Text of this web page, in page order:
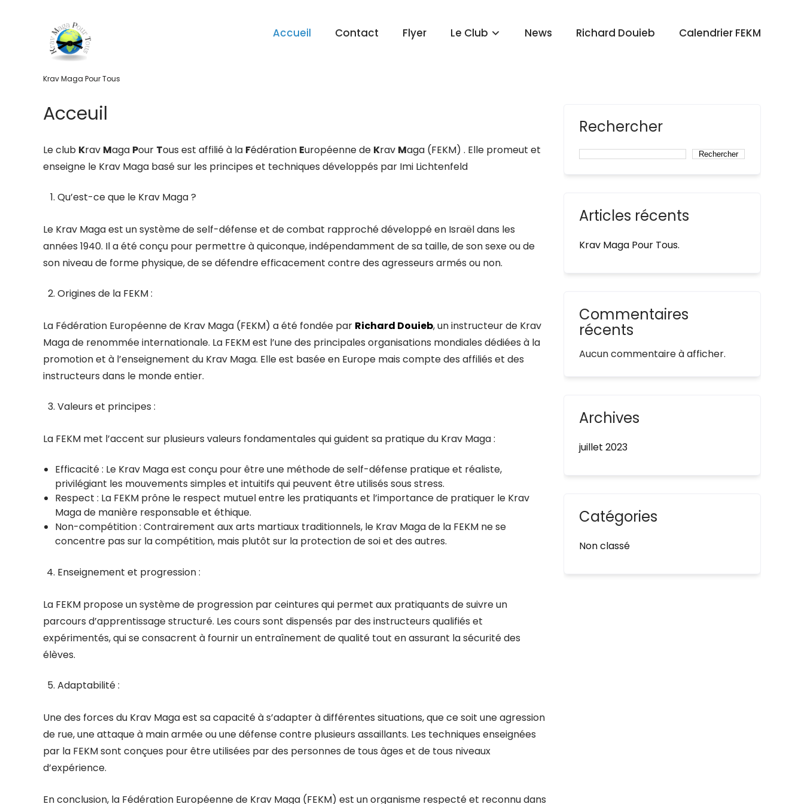
Krav Maga Pour Tous
Accueil Contact Flyer Le Club News Richard Douieb Calendrier FEKM
Acceuil
Le club Krav Maga Pour Tous est affilié à la Fédération Européenne de Krav Maga (FEKM) . Elle promeut et
enseigne le Krav Maga basé sur les principes et techniques développés par Imi Lichtenfeld
Qu’est-ce que le Krav Maga ?
Le Krav Maga est un système de self-défense et de combat rapproché développé en Israël dans les
années 1940. Il a été conçu pour permettre à quiconque, indépendamment de sa taille, de son sexe ou de
son niveau de forme physique, de se défendre efficacement contre des agresseurs armés ou non.
Origines de la FEKM :
La Fédération Européenne de Krav Maga (FEKM) a été fondée par Richard Douieb, un instructeur de Krav
Maga de renommée internationale. La FEKM est l’une des principales organisations mondiales dédiées à la
promotion et à l’enseignement du Krav Maga. Elle est basée en Europe mais compte des affiliés et des
instructeurs dans le monde entier.
Valeurs et principes :
La FEKM met l’accent sur plusieurs valeurs fondamentales qui guident sa pratique du Krav Maga :
Efficacité : Le Krav Maga est conçu pour être une méthode de self-défense pratique et réaliste,
privilégiant les mouvements simples et intuitifs qui peuvent être utilisés sous stress.
Respect : La FEKM prône le respect mutuel entre les pratiquants et l’importance de pratiquer le Krav
Maga de manière responsable et éthique.
Non-compétition : Contrairement aux arts martiaux traditionnels, le Krav Maga de la FEKM ne se
concentre pas sur la compétition, mais plutôt sur la protection de soi et des autres.
Enseignement et progression :
La FEKM propose un système de progression par ceintures qui permet aux pratiquants de suivre un
parcours d’apprentissage structuré. Les cours sont dispensés par des instructeurs qualifiés et
expérimentés, qui se consacrent à fournir un entraînement de qualité tout en assurant la sécurité des
élèves.
Adaptabilité :
Une des forces du Krav Maga est sa capacité à s’adapter à différentes situations, que ce soit une agression
de rue, une attaque à main armée ou une défense contre plusieurs assaillants. Les techniques enseignées
par la FEKM sont conçues pour être utilisées par des personnes de tous âges et de tous niveaux
d’expérience.
En conclusion, la Fédération Européenne de Krav Maga (FEKM) est un organisme respecté et reconnu dans
Rechercher
Rechercher
Articles récents
Krav Maga Pour Tous.
Commentaires
récents
Aucun commentaire à afficher.
Archives
juillet 2023
Catégories
Non classé